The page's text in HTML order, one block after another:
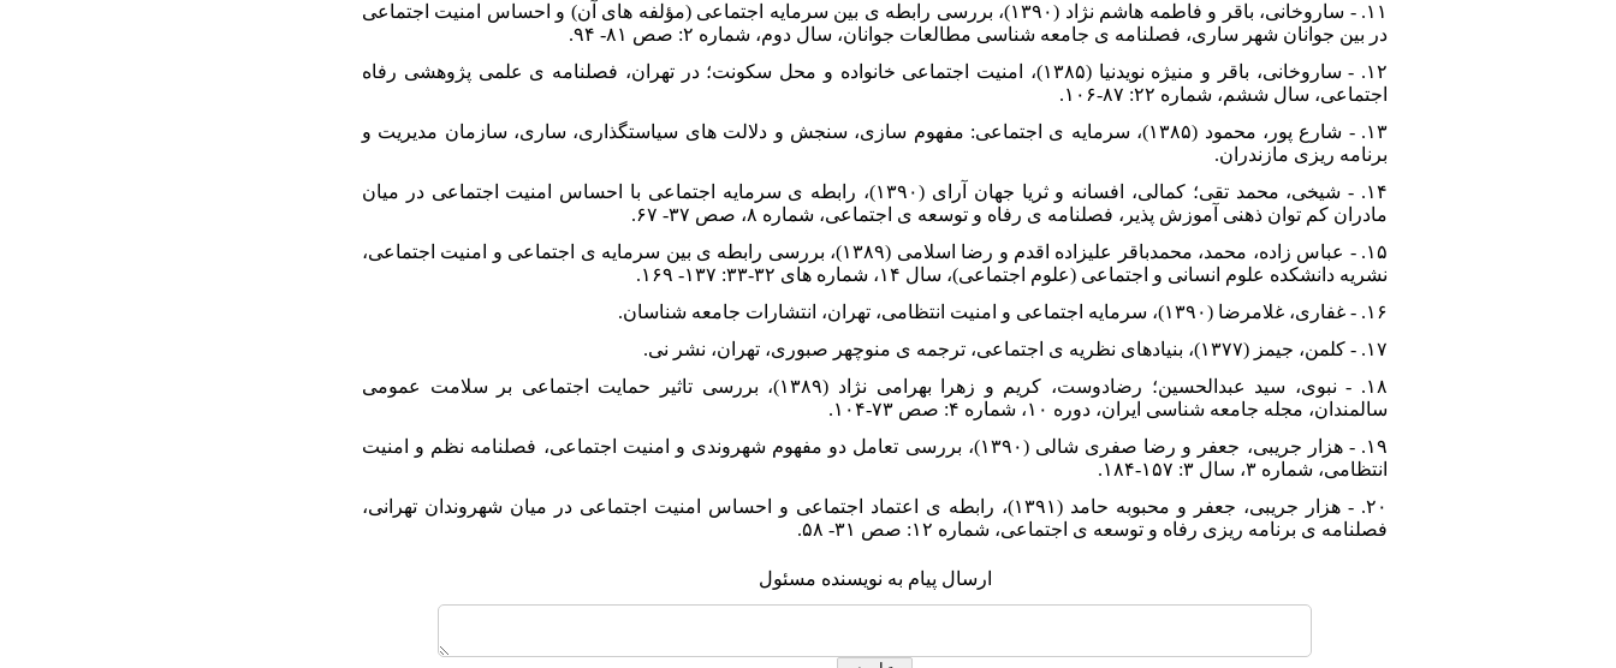
۱۱. - ساروخانی، باقر و فاطمه هاشم نژاد (۱۳۹۰)، بررسی رابطه ی بین سرمایه اجتماعی (مؤلفه های آن) و احساس امنیت اجتماعی
در بین جوانان شهر ساری، فصلنامه ی جامعه شناسی مطالعات جوانان، سال دوم، شماره ۲: صص ۸۱- ۹۴.
۱۲. - ساروخانی، باقر و منیژه نویدنیا (۱۳۸۵)، امنیت اجتماعی خانواده و محل سکونت؛ در تهران، فصلنامه ی علمی پژوهشی رفاه
اجتماعی، سال ششم، شماره ۲۲: ۸۷-۱۰۶.
۱۳. - شارع پور، محمود (۱۳۸۵)، سرمایه ی اجتماعی: مفهوم سازی، سنجش و دلالت های سیاستگذاری، ساری، سازمان مدیریت و
برنامه ریزی مازندران.
۱۴. - شیخی، محمد تقی؛ کمالی، افسانه و ثریا جهان آرای (۱۳۹۰)، رابطه ی سرمایه اجتماعی با احساس امنیت اجتماعی در میان
مادران کم توان ذهنی آموزش پذیر، فصلنامه ی رفاه و توسعه ی اجتماعی، شماره ۸، صص ۳۷- ۶۷.
۱۵. - عباس زاده، محمد، محمدباقر علیزاده اقدم و رضا اسلامی (۱۳۸۹)، بررسی رابطه ی بین سرمایه ی اجتماعی و امنیت اجتماعی،
نشریه دانشکده علوم انسانی و اجتماعی (علوم اجتماعی)، سال ۱۴، شماره های ۳۲-۳۳: ۱۳۷- ۱۶۹.
۱۶. - غفاری، غلامرضا (۱۳۹۰)، سرمایه اجتماعی و امنیت انتظامی، تهران، انتشارات جامعه شناسان.
۱۷. - کلمن، جیمز (۱۳۷۷)، بنیادهای نظریه ی اجتماعی، ترجمه ی منوچهر صبوری، تهران، نشر نی.
۱۸. - نبوی، سید عبدالحسین؛ رضادوست، کریم و زهرا بهرامی نژاد (۱۳۸۹)، بررسی تاثیر حمایت اجتماعی بر سلامت عمومی
سالمندان، مجله جامعه شناسی ایران، دوره ۱۰، شماره ۴: صص ۷۳-۱۰۴.
۱۹. - هزار جریبی، جعفر و رضا صفری شالی (۱۳۹۰)، بررسی تعامل دو مفهوم شهروندی و امنیت اجتماعی، فصلنامه نظم و امنیت
انتظامی، شماره ۳، سال ۳: ۱۵۷-۱۸۴.
۲۰. - هزار جریبی، جعفر و محبوبه حامد (۱۳۹۱)، رابطه ی اعتماد اجتماعی و احساس امنیت اجتماعی در میان شهروندان تهرانی،
فصلنامه ی برنامه ریزی رفاه و توسعه ی اجتماعی، شماره ۱۲: صص ۳۱- ۵۸.
ارسال پیام به نویسنده مسئول